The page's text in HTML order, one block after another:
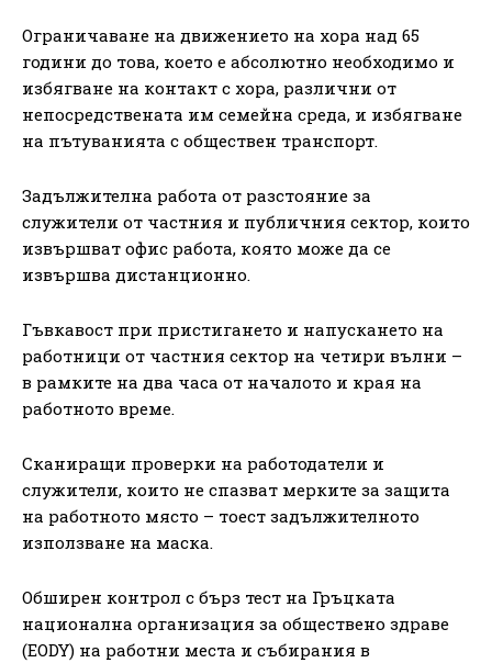
Ограничаване на движението на хора над 65
години до това, което е абсолютно необходимо и
избягване на контакт с хора, различни от
непосредствената им семейна среда, и избягване
на пътуванията с обществен транспорт.
Задължителна работа от разстояние за
служители от частния и публичния сектор, които
извършват офис работа, която може да се
извършва дистанционно.
Гъвкавост при пристигането и напускането на
работници от частния сектор на четири вълни –
в рамките на два часа от началото и края на
работното време.
Сканиращи проверки на работодатели и
служители, които не спазват мерките за защита
на работното място – тоест задължителното
използване на маска.
Обширен контрол с бърз тест на Гръцката
национална организация за обществено здраве
(EODY) на работни места и събирания в